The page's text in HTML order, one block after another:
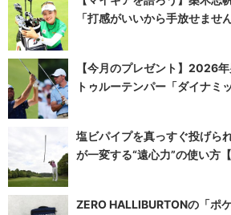
「打感がいいから手放せませ
【今月のプレゼント】2026
トゥルーテンパー「ダイナミ
塩ビパイプを真っすぐ投げら
が一変する“遠心力”の使い方
ZERO HALLIBURTONの「ポ